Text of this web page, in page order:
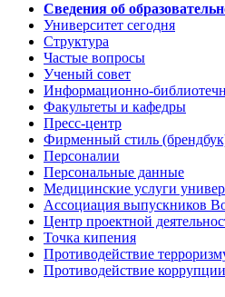
Сведения об
Университет сегодня
Структура
Частые вопросы
Ученый совет
Информационно-
Факультеты и кафедры
Пресс-центр
Фирменный стиль
Персоналии
Персональные данные
Медицинские услуги
Ассоциация выпускников
Центр проектной
Точка кипения
Противодействие
Противодействие коррупции